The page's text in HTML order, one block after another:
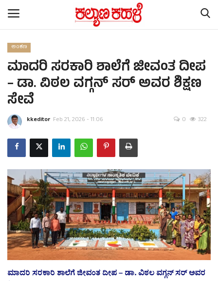
Home
Subscription
Contact
ರಾಷ್ಟ್ರೀಯ ಸುದ್ದಿ
ಕಲೆ - ಸಾಹಿತ್ಯ
ಕ್ರೈಂ ಸ್ಟೋರಿ
ರಾಜಕೀಯ
ಸುದ್ದಿ
ಅಂಕಣ
ಮಾದರಿ ಸರಕಾರಿ ಶಾಲೆಗೆ ಜೀವಂತ ದೀಪ
– ಡಾ. ವಿಠಲ ವಗ್ಗನ್ ಸರ್ ಅವರ ಶಿಕ್ಷಣ
ಸೇವೆ
kkeditor Feb 21, 2026 - 11:06 0 322
ಮಾದರಿ ಸರಕಾರಿ ಶಾಲೆಗೆ ಜೀವಂತ ದೀಪ – ಡಾ. ವಿಠಲ ವಗ್ಗನ್ ಸರ್ ಅವರ